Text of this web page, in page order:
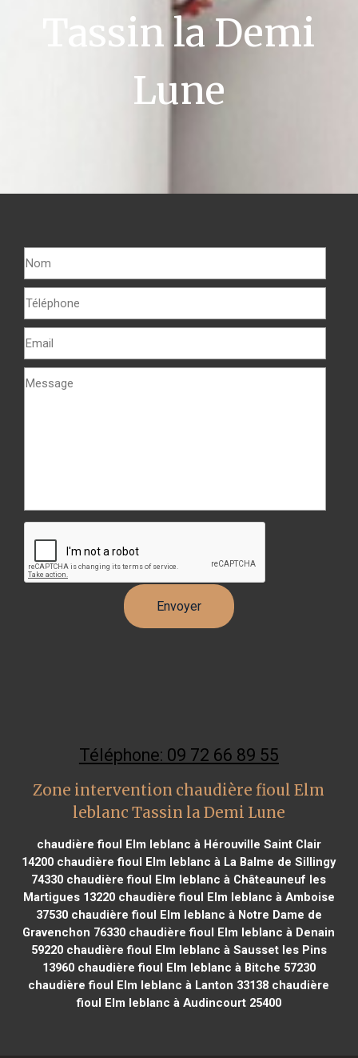
Tassin la Demi
Lune
Téléphone: 09 72 66 89 55
Zone intervention chaudière fioul Elm
leblanc Tassin la Demi Lune
chaudière fioul Elm leblanc à Hérouville Saint Clair
14200 chaudière fioul Elm leblanc à La Balme de Sillingy
74330 chaudière fioul Elm leblanc à Châteauneuf les
Martigues 13220chaudière fioul Elm leblanc à Amboise
37530chaudière fioul Elm leblanc à Notre Dame de
Gravenchon 76330 chaudière fioul Elm leblanc à Denain
59220chaudière fioul Elm leblanc à Sausset les Pins
13960chaudière fioul Elm leblanc à Bitche 57230
chaudière fioul Elm leblanc à Lanton 33138 chaudière
fioul Elm leblanc à Audincourt 25400